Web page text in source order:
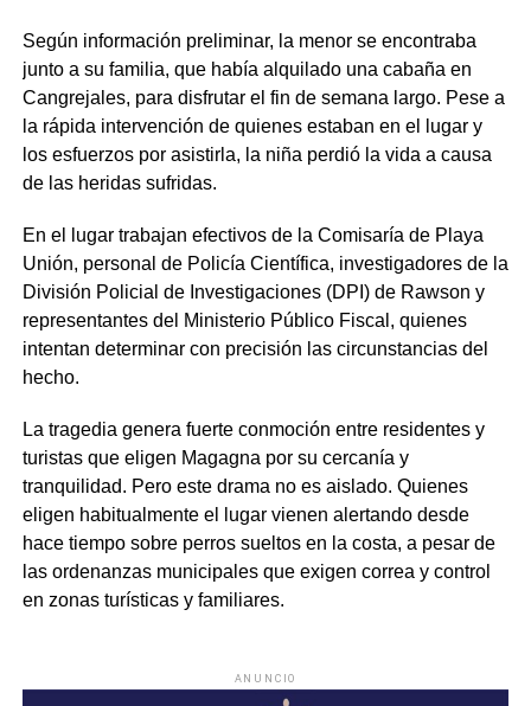
Según información preliminar, la menor se encontraba
junto a su familia, que había alquilado una cabaña en
Cangrejales, para disfrutar el fin de semana largo. Pese a
la rápida intervención de quienes estaban en el lugar y
los esfuerzos por asistirla, la niña perdió la vida a causa
de las heridas sufridas.
En el lugar trabajan efectivos de la Comisaría de Playa
Unión, personal de Policía Científica, investigadores de la
División Policial de Investigaciones (DPI) de Rawson y
representantes del Ministerio Público Fiscal, quienes
intentan determinar con precisión las circunstancias del
hecho.
La tragedia genera fuerte conmoción entre residentes y
turistas que eligen Magagna por su cercanía y
tranquilidad. Pero este drama no es aislado. Quienes
eligen habitualmente el lugar vienen alertando desde
hace tiempo sobre perros sueltos en la costa, a pesar de
las ordenanzas municipales que exigen correa y control
en zonas turísticas y familiares.
ANUNCIO